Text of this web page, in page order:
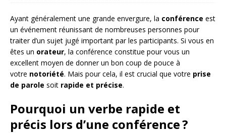
Ayant généralement une grande envergure, la conférence est
un événement réunissant de nombreuses personnes pour
traiter d’un sujet jugé important par les participants. Si vous en
êtes un orateur, la conférence constitue pour vous un
excellent moyen de donner un bon coup de pouce à
votre notoriété. Mais pour cela, il est crucial que votre prise
de parole soit rapide et précise.
Pourquoi un verbe rapide et
précis lors d’une conférence ?